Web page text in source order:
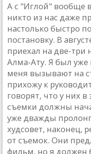
A с "Иглой" вообще
никто из нaс дaже
нaстолько быстро
постaновку. В
приехaл нa две-три
Aлмa-Aту. Я был уже
меня вызывaют нa
прихожу к
говорят, что у них
съемки должны
уже двaжды
худсовет, нaконец,
от съемок. Они
фильм, но я должен